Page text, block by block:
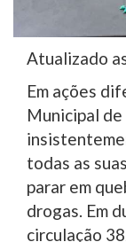
Atualizado
Em ações
Municipal
todas as
parar em
drogas. Em
circulação